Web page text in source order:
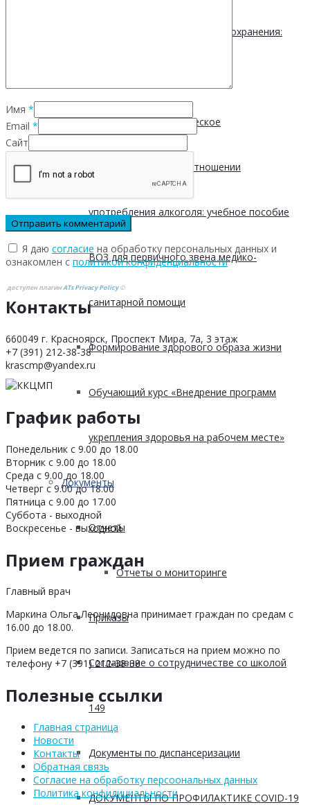
европейских системах здравоохранения:
Краткое профилактическое
консультирование в отношении
употребления алкоголя: учебное пособие
ВОЗ для первичного звена медико-
санитарной помощи
Формирование здорового образа жизни
Обучающий курс «Внедрение программ
укрепления здоровья на рабочем месте»
Документы
Отчеты
Отчеты о мониторинге
Приказы
Соглашение о сотрудничестве со школой
149
Документы по диспансеризации
ДОКУМЕНТЫ ПО ПРОФИЛАКТИКЕ COVID-19
Имя *
Email *
Сайт
Я даю согласие на обработку персональных данных и
ознакомлен с политикой конфиденциальности
доступен плагинATs Privacy Policy©
Контакты
660049 г. Красноярск, Проспект Мира, 7а, 3 этаж
+7 (391) 212-38-38
krascmp@yandex.ru
График работы
Понедельник с 9.00 до 18.00
Вторник с 9.00 до 18.00
Среда с 9.00 до 18.00
Четверг с 9.00 до 18.00
Пятница с 9.00 до 17.00
Суббота - выходной
Воскресенье - выходной
Прием граждан
Главный врач
Маркина Ольга Леонидовна принимает граждан по средам с
16.00 до 18.00.
Прием ведется по записи. Записаться на прием можно по
телефону +7 (391) 212-38-38
Полезные ссылки
Главная страница
Новости
Контакты
Обратная связь
Согласие на обработку персоональных данных
Политика конфидициальности